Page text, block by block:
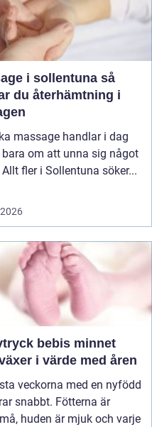
i sollentuna så
du återhämtning i
massage handlar i dag
om att unna sig något
fler i Sollentuna söker...
bebis minnet
i värde med åren
veckorna med en nyfödd
snabbt. Fötterna är
huden är mjuk och varje